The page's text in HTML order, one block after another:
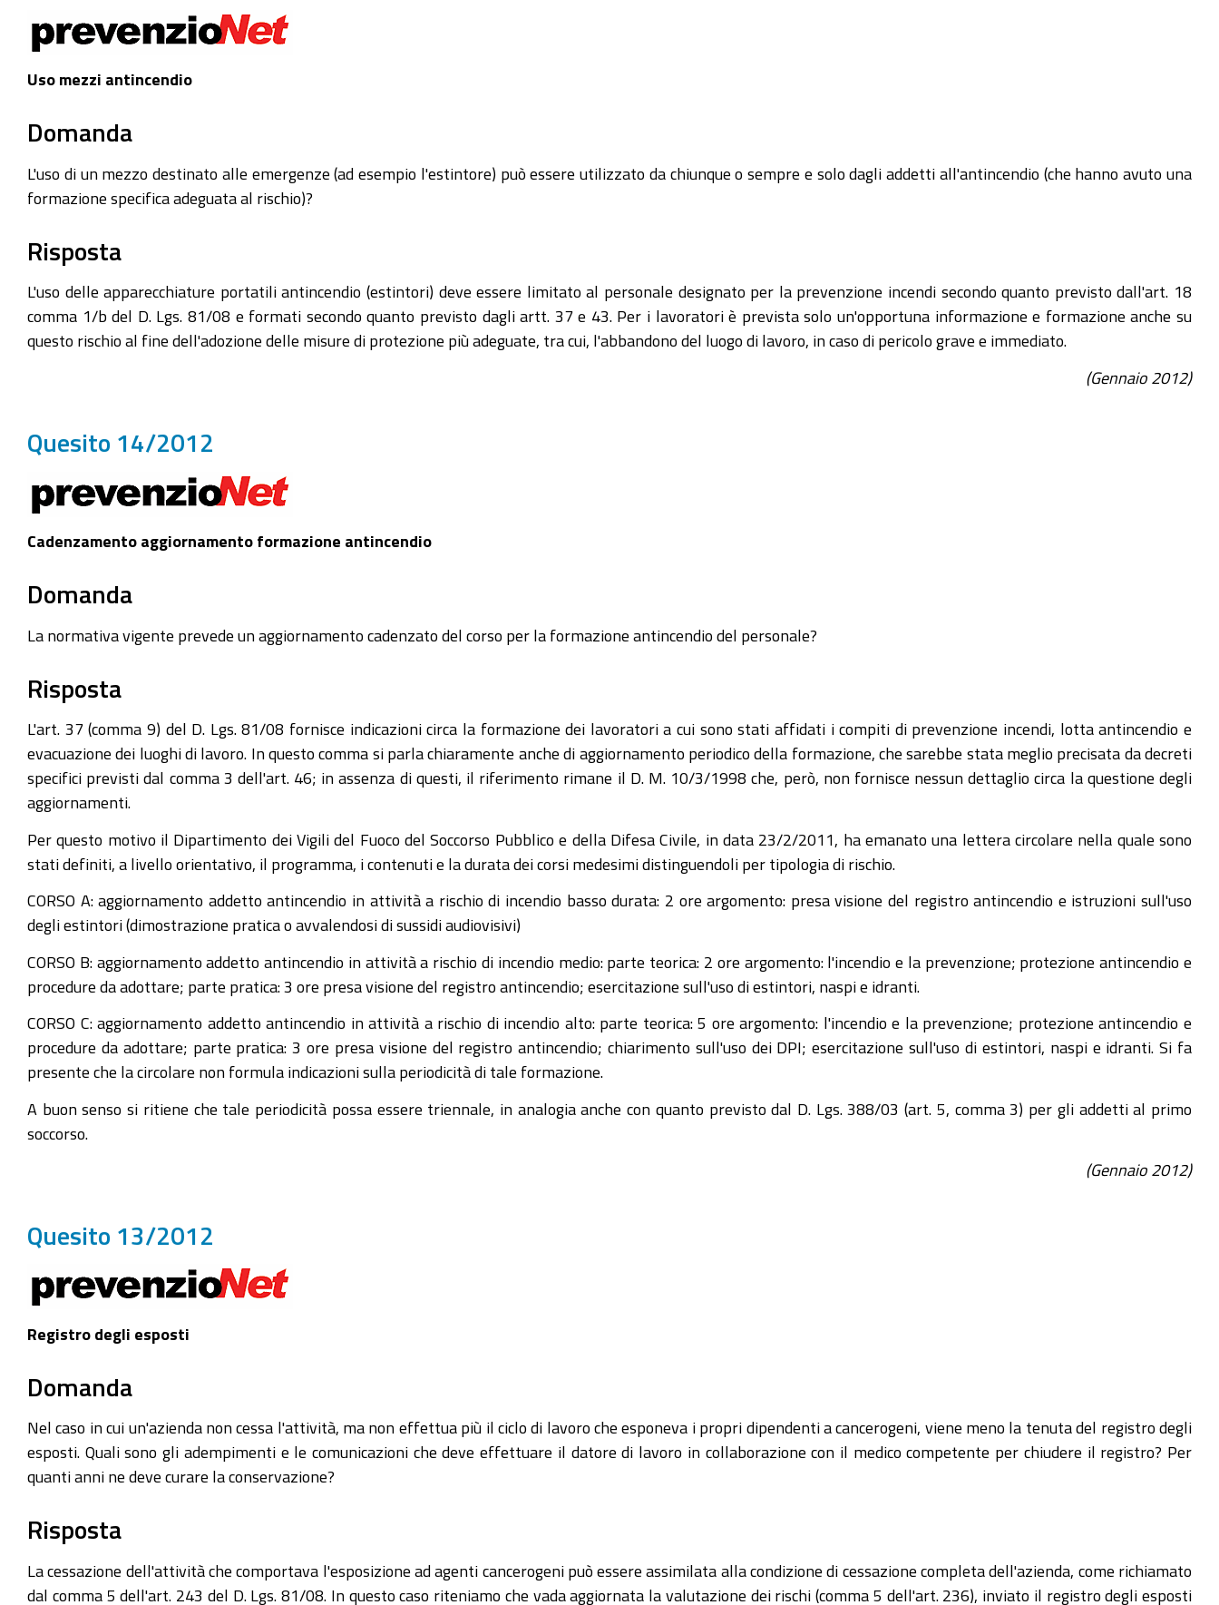
Uso mezzi antincendio
Domanda
L'uso di un mezzo destinato alle emergenze (ad esempio l'estintore) può essere utilizzato da chiunque o sempre e solo dagli addetti all'antincendio (che hanno avuto una
formazione specifica adeguata al rischio)?
Risposta
L'uso delle apparecchiature portatili antincendio (estintori) deve essere limitato al personale designato per la prevenzione incendi secondo quanto previsto dall'art. 18
comma 1/b del D. Lgs. 81/08 e formati secondo quanto previsto dagli artt. 37 e 43. Per i lavoratori è prevista solo un'opportuna informazione e formazione anche su
questo rischio al fine dell'adozione delle misure di protezione più adeguate, tra cui, l'abbandono del luogo di lavoro, in caso di pericolo grave e immediato.
(Gennaio 2012)
Quesito 14/2012
Cadenzamento aggiornamento formazione antincendio
Domanda
La normativa vigente prevede un aggiornamento cadenzato del corso per la formazione antincendio del personale?
Risposta
L'art. 37 (comma 9) del D. Lgs. 81/08 fornisce indicazioni circa la formazione dei lavoratori a cui sono stati affidati i compiti di prevenzione incendi, lotta antincendio e
evacuazione dei luoghi di lavoro. In questo comma si parla chiaramente anche di aggiornamento periodico della formazione, che sarebbe stata meglio precisata da decreti
specifici previsti dal comma 3 dell'art. 46; in assenza di questi, il riferimento rimane il D. M. 10/3/1998 che, però, non fornisce nessun dettaglio circa la questione degli
aggiornamenti.
Per questo motivo il Dipartimento dei Vigili del Fuoco del Soccorso Pubblico e della Difesa Civile, in data 23/2/2011, ha emanato una lettera circolare nella quale sono
stati definiti, a livello orientativo, il programma, i contenuti e la durata dei corsi medesimi distinguendoli per tipologia di rischio.
CORSO A: aggiornamento addetto antincendio in attività a rischio di incendio basso durata: 2 ore argomento: presa visione del registro antincendio e istruzioni sull'uso
degli estintori (dimostrazione pratica o avvalendosi di sussidi audiovisivi)
CORSO B: aggiornamento addetto antincendio in attività a rischio di incendio medio: parte teorica: 2 ore argomento: l'incendio e la prevenzione; protezione antincendio e
procedure da adottare; parte pratica: 3 ore presa visione del registro antincendio; esercitazione sull'uso di estintori, naspi e idranti.
CORSO C: aggiornamento addetto antincendio in attività a rischio di incendio alto: parte teorica: 5 ore argomento: l'incendio e la prevenzione; protezione antincendio e
procedure da adottare; parte pratica: 3 ore presa visione del registro antincendio; chiarimento sull'uso dei DPI; esercitazione sull'uso di estintori, naspi e idranti. Si fa
presente che la circolare non formula indicazioni sulla periodicità di tale formazione.
A buon senso si ritiene che tale periodicità possa essere triennale, in analogia anche con quanto previsto dal D. Lgs. 388/03 (art. 5, comma 3) per gli addetti al primo
soccorso.
(Gennaio 2012)
Quesito 13/2012
Registro degli esposti
Domanda
Nel caso in cui un'azienda non cessa l'attività, ma non effettua più il ciclo di lavoro che esponeva i propri dipendenti a cancerogeni, viene meno la tenuta del registro degli
esposti. Quali sono gli adempimenti e le comunicazioni che deve effettuare il datore di lavoro in collaborazione con il medico competente per chiudere il registro? Per
quanti anni ne deve curare la conservazione?
Risposta
La cessazione dell'attività che comportava l'esposizione ad agenti cancerogeni può essere assimilata alla condizione di cessazione completa dell'azienda, come richiamato
dal comma 5 dell'art. 243 del D. Lgs. 81/08. In questo caso riteniamo che vada aggiornata la valutazione dei rischi (comma 5 dell'art. 236), inviato il registro degli esposti